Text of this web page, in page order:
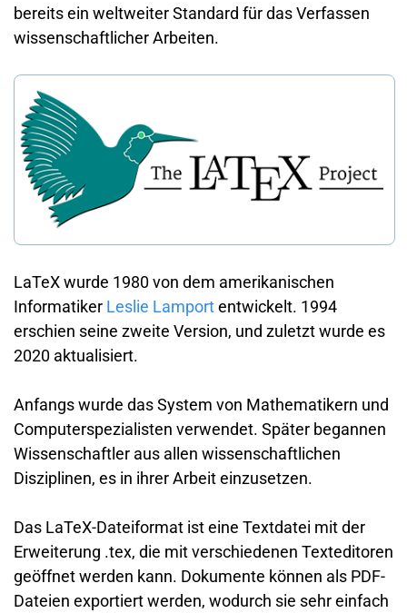
bereits ein weltweiter Standard für das Verfassen
wissenschaftlicher Arbeiten.
LaTeX wurde 1980 von dem amerikanischen
Informatiker Leslie Lamportentwickelt. 1994
erschien seine zweite Version, und zuletzt wurde es
2020 aktualisiert.
Anfangs wurde das System von Mathematikern und
Computerspezialisten verwendet. Später begannen
Wissenschaftler aus allen wissenschaftlichen
Disziplinen, es in ihrer Arbeit einzusetzen.
Das LaTeX-Dateiformat ist eine Textdatei mit der
Erweiterung .tex, die mit verschiedenen Texteditoren
geöffnet werden kann. Dokumente können als PDF-
Dateien exportiert werden, wodurch sie sehr einfach